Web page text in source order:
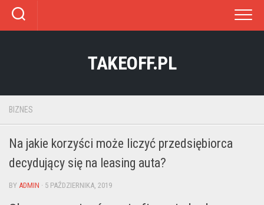
Skip
content
TAKEOFF.PL
BIZNES
Na jakie korzyści może liczyć przedsiębiorca
decydujący się na leasing auta?
BY ADMIN · 5 PAŹDZIERNIKA, 2019